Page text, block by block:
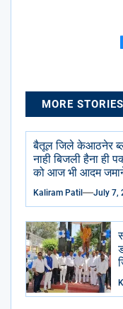
MORE STORIES
बैतूल जिले केआठनेर
नाही बिजली हैना ही
को आज भी आदम
Kaliram Patil July 7,